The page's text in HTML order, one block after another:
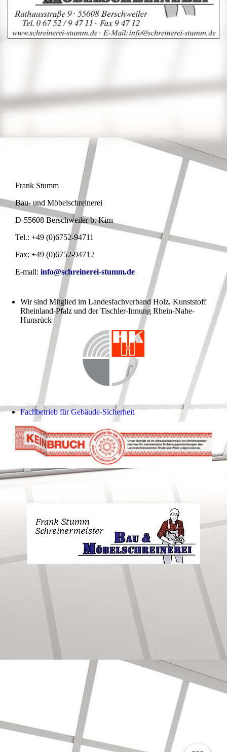
Frank Stumm
Bau- und Möbelschreinerei
D-55608 Berschweiler b. Kirn
Tel.: +49 (0)6752-94711
Fax: +49 (0)6752-94712
E-mail: info@schreinerei-stumm.de
Wir sind Mitglied im Landesfachverband Holz, Kunststoff
Rheinland-Pfalz und der Tischler-Innung Rhein-Nahe-
Hunsrück
Fachbetrieb für Gebäude-Sicherheit